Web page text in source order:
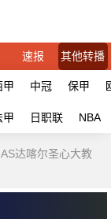
速报 其他转播
甲 中冠 保甲
甲 日职联 NBA
达喀尔圣心大教